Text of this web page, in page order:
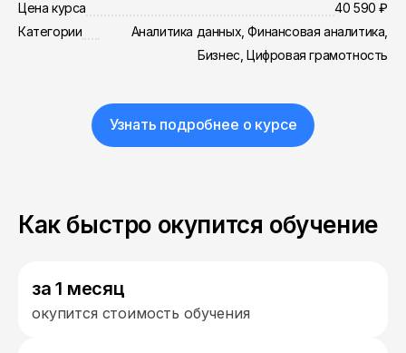
Цена курса
40 590 ₽
Категории
Аналитика данных, Финансовая аналитика,
Бизнес, Цифровая грамотность
Узнать подробнее о курсе
Как быстро окупится обучение
за 1 месяц
окупится стоимость обучения